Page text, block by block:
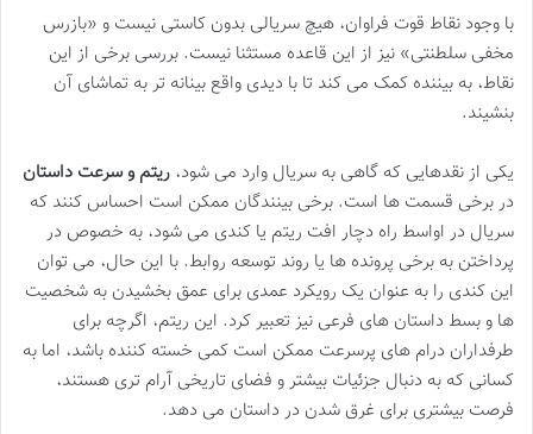
با وجود نقاط قوت فراوان، هیچ سریالی بدون کاستی نیست و «بازرس
مخفی سلطنتی» نیز از این قاعده مستثنا نیست. بررسی برخی از این
نقاط، به بیننده کمک می کند تا با دیدی واقع بینانه تر به تماشای آن
بنشیند.
یکی از نقدهایی که گاهی به سریال وارد می شود، ریتم و سرعت داستان
در برخی قسمت ها است. برخی بینندگان ممکن است احساس کنند که
سریال در اواسط راه دچار افت ریتم یا کندی می شود، به خصوص در
پرداختن به برخی پرونده ها یا روند توسعه روابط. با این حال، می توان
این کندی را به عنوان یک رویکرد عمدی برای عمق بخشیدن به شخصیت
ها و بسط داستان های فرعی نیز تعبیر کرد. این ریتم، اگرچه برای
طرفداران درام های پرسرعت ممکن است کمی خسته کننده باشد، اما به
کسانی که به دنبال جزئیات بیشتر و فضای تاریخی آرام تری هستند،
فرصت بیشتری برای غرق شدن در داستان می دهد.